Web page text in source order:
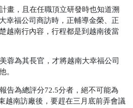
畫，且在任職頂立研發時也知道溯
幸福公司商訪時，正輔導金榮、正
越南行內容，行程都是到越南後當
蓉為其長官，才將越南大幸福公司
。
告為總評分72.5分者，絕不可能為
越南訪廠後，要趕在三月底前弄會議